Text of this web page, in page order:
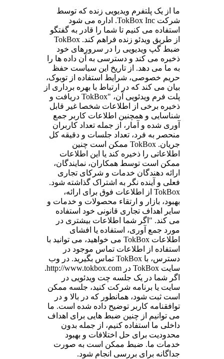
ما از یک پلتفرم ویدیویی زنده که توسط
شرکت TokBox Inc. اداره می شود
استفاده می کنیم تا شما را قادر به گفتگو
از طریق ویدئو زنده فراهم کند. TokBox
ضبط گپ ویدیویی را در سرورهای خود
ذخیره می کند و دسترسی به آن داده ها را
به ما می دهد. از تاریخ این سیاست حفظ
حریم خصوصی، شرایط استفاده از توبوک،
بیان می کند که در ارتباط با بهره برداری از
پلت فرم ویدئویی آن، "TokBox دریافت و
ذخیره برخی از اطلاعات شخصا غیر قابل
شناسایی و همچنین اطلاعات کاربر جمع
آوری شده و آمار، از جمله تعداد کاربران
منحصر به فرد، تعداد جلسات و دقیقه کل
جریان. TokBox ممکن است چنین
اطلاعاتی را ذخیره کند یا این اطلاعات
ممکن است توسط همکاران، نمایندگان،
ارائه دهندگان خدمات و شرکای تجاری
فعلی و آینده نگر به اشتراک گذاشته شود.
TokBox از اطلاعات فوق برای ارائه،
بهبود، بازار و ارتقاء محصولات و خدمات و
سایر اهداف تجاری قانونی خود استفاده
می کند. "اگر شما اطلاعات بیشتری در
مورد جمع آوری، استفاده یا افشای
اطلاعات TokBox می خواهید، می توانید با
استفاده از اطلاعات تماس موجود در
دسترس، با TokBox تماس بگیرید. در وب
سایت TokBox در http://www.tokbox.com.
اگر شما در یک جلسه چت ویدئویی در
سایت یا برنامه شرکت کنید، جلسه ممکن
است ثبت شود، همانطور که در بالا و در
توافقنامه کاربر توضیح داده شده است. ما
می توانیم از چنین ضبط هایی برای اهداف
داخلی ما استفاده کنیم، از جمله بدون
محدودیت برای حل اختلافات و بهبود
خدمات ما. ضبط ممکن است به صورت
جداگانه برای بررسی انجام شود.